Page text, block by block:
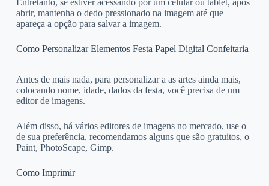
abrir, mantenha o dedo pressionado na imagem até que
apareça a opção para salvar a imagem.
Como Personalizar Elementos Festa Papel Digital Confeitaria
Antes de mais nada, para personalizar a as artes ainda mais,
colocando nome, idade, dados da festa, você precisa de um
editor de imagens.
Além disso, há vários editores de imagens no mercado, use o
de sua preferência, recomendamos alguns que são gratuitos, o
Paint, PhotoScape, Gimp.
Como Imprimir